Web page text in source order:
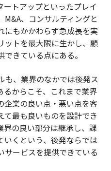
トアップといったプレイ
、コンサルティングと
にもかかわらず急成長を実
ットを最大限に生かし、顧
きている点にある。
も、業界のなかでは後発ス
るからこそ、これまで業界
企業の良い点・悪い点を客
最も良いものを設計でき
界の良い部分は継承し、課
いくという、後発ならでは
サービスを提供できている